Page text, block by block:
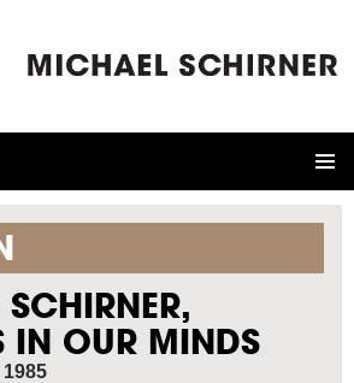
IN OUR MINDS